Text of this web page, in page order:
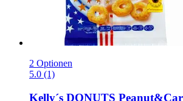
2 Optionen
5.0 (1)
Kelly´s DONUTS